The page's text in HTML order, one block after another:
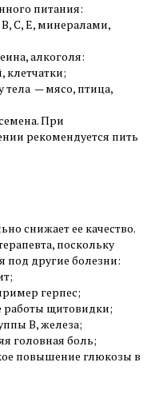
питания:
C, E, минералами,
алкоголя:
клетчатки;
тела — мясо, птица,
При
рекомендуется пить
снижает ее качество.
поскольку
под другие болезни:
герпес;
работы щитовидки;
B, железа;
головная боль;
повышение глюкозы в